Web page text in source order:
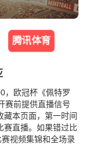
腾讯体育
欧冠杯《佩特罗
赛前提供直播信号
藏本页面，第一时间
赛直播。如果错过比
视频集锦和全场录